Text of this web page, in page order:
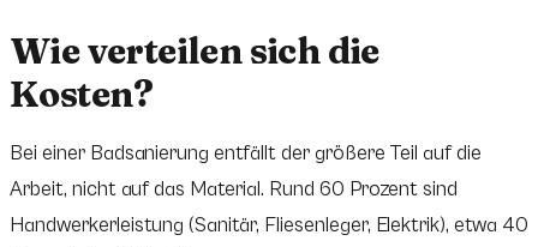
Wie verteilen sich die
Kosten?
Bei einer Badsanierung entfällt der größere Teil auf die
Arbeit, nicht auf das Material. Rund 60 Prozent sind
Handwerkerleistung (Sanitär, Fliesenleger, Elektrik), etwa 40